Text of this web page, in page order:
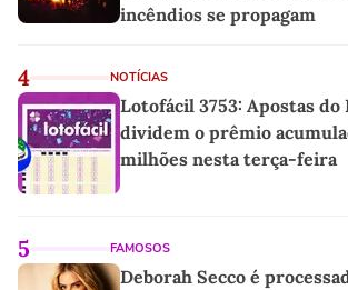
incêndios se propagam
4 NOTÍCIAS
Lotofácil 3753: Apostas do
dividem o prêmio
milhões nesta terça-feira
5 FAMOSOS
Deborah Secco é